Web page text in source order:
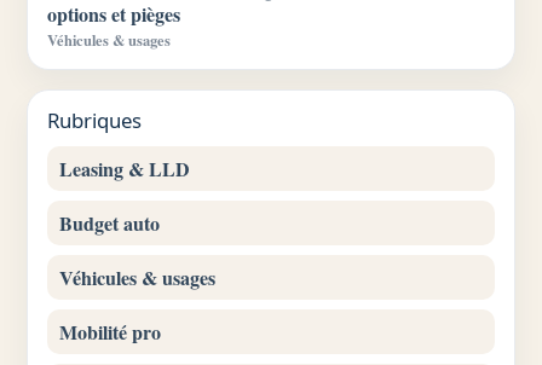
options et pièges
Véhicules & usages
Rubriques
Leasing & LLD
Budget auto
Véhicules & usages
Mobilité pro